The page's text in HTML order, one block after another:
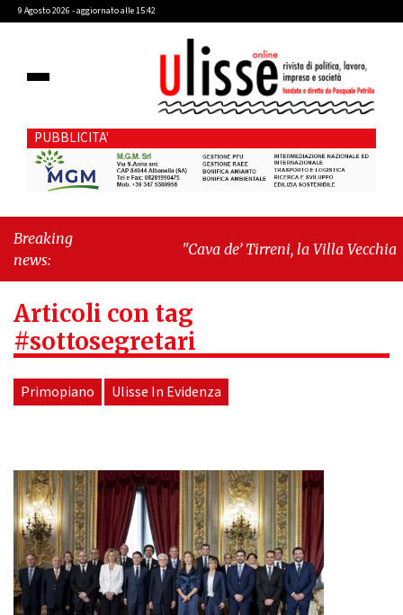
9 Agosto 2026 - aggiornato alle 15:42
PUBBLICITA'
Breaking
news:
"Cava de’ Tirreni, la Villa Vecchia oltre
Fratellanza sull'ultima seduta
consiliare: “Serve chiarezza!”"
Articoli con tag
#sottosegretari
Primopiano Ulisse In Evidenza